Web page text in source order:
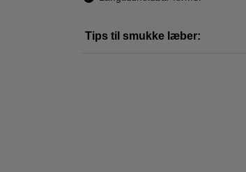
Tips til smukke læber: